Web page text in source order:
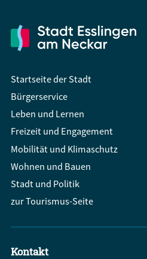
Startseite der Stadt
Bürgerservice
Leben und Lernen
Freizeit und Engagement
Mobilität und Klimaschutz
Wohnen und Bauen
Stadt und Politik
zur Tourismus-Seite
Kontakt